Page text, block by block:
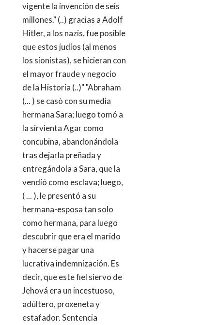
vigente la invención de seis
millones." (..) gracias a Adolf
Hitler, a los nazis, fue posible
que estos judíos (al menos
los sionistas), se hicieran con
el mayor fraude y negocio
de la Historia (..)" "Abraham
(... ) se casó con su media
hermana Sara; luego tomó a
la sirvienta Agar como
concubina, abandonándola
tras dejarla preñada y
entregándola a Sara, que la
vendió como esclava; luego,
( ... ), le presentó a su
hermana-esposa tan solo
como hermana, para luego
descubrir que era el marido
y hacerse pagar una
lucrativa indemnización. Es
decir, que este fiel siervo de
Jehová era un incestuoso,
adúltero, proxeneta y
estafador. Sentencia